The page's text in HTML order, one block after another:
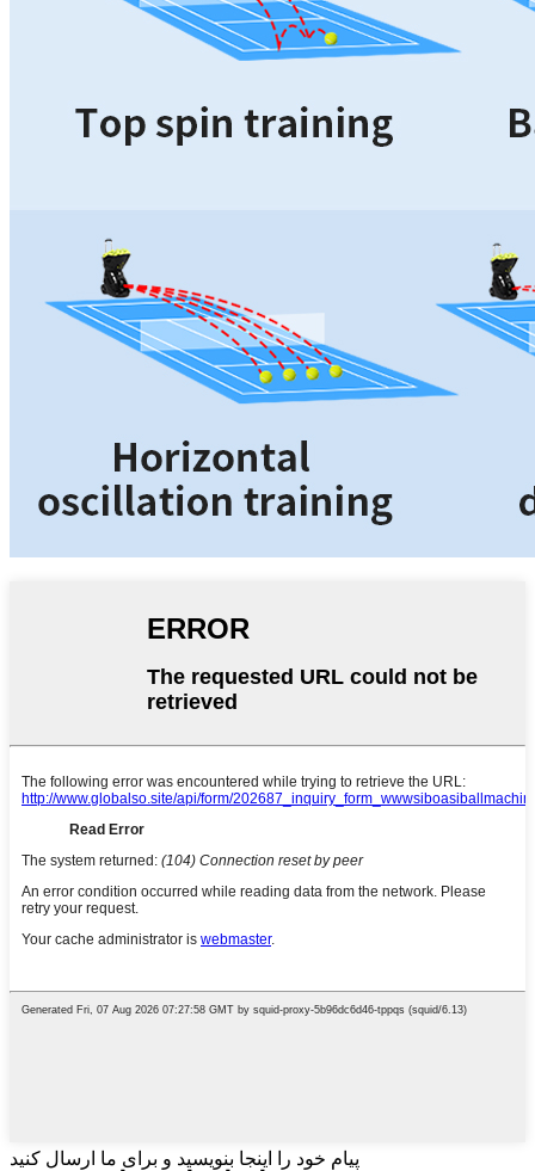
پیام خود را اینجا بنویسید و برای ما ارسال کنید